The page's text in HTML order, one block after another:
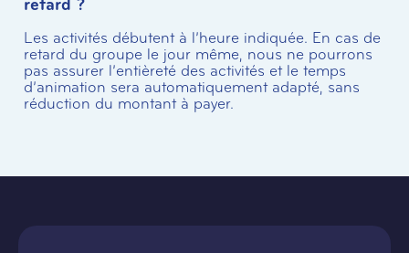
Les activités débutent à l’heure indiquée. En cas de
retard du groupe le jour même, nous ne pourrons
pas assurer l’entièreté des activités et le temps
d’animation sera automatiquement adapté, sans
réduction du montant à payer.